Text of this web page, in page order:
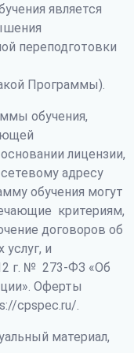
является
переподготовки
Программы).
обучения,
лицензии,
адресу
обучения могут
критериям,
договоров об
и
г. № 273-ФЗ «Об
Оферты
cpspec.ru/.
материал,